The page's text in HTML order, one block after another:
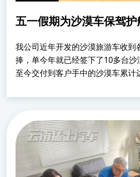
五一假期为沙漠车保驾护
我公司近年开发的沙漠旅游车收到
捧，单今年就已经签下了10多台
至今交付到客户手中的沙漠车累计
的时间段，也是车辆使用最频繁的